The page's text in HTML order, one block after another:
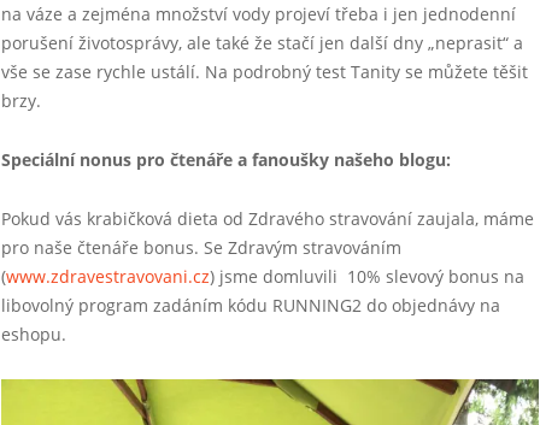
na váze a zejména množství vody projeví třeba i jen jednodenní
porušení životosprávy, ale také že stačí jen další dny „neprasit“ a
vše se zase rychle ustálí. Na podrobný test Tanity se můžete těšit
brzy.
Speciální nonus pro čtenáře a fanoušky našeho blogu:
Pokud vás krabičková dieta od Zdravého stravování zaujala, máme
pro naše čtenáře bonus. Se Zdravým stravováním
(www.zdravestravovani.cz) jsme domluvili 10% slevový bonus na
libovolný program zadáním kódu RUNNING2 do objednávy na
eshopu.